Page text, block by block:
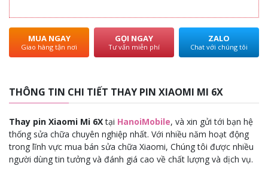
MUA NGAY
Giao hàng tận nơi
GỌI NGAY
Tư vấn miễn phí
ZALO
Chat với chúng tôi
THÔNG TIN CHI TIẾT THAY PIN XIAOMI MI 6X
Thay pin Xiaomi Mi 6Xtại HanoiMobile, và xin gửi tới bạn hệ
thống sửa chữa chuyên nghiệp nhất. Với nhiều năm hoạt động
trong lĩnh vực mua bán sửa chữa Xiaomi, Chúng tôi được nhiều
người dùng tin tưởng và đánh giá cao về chất lượng và dịch vụ.